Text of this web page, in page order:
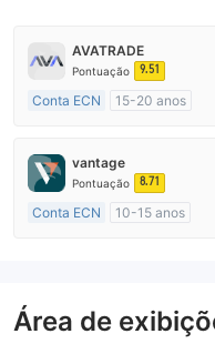
AVATRADE
Pontuação 9.51
Conta ECN
15-20 anos
Market Marketing (MM)
Etiqueta principal MT4
vantage
Pontuação 8.71
Conta ECN
10-15 anos
Área de